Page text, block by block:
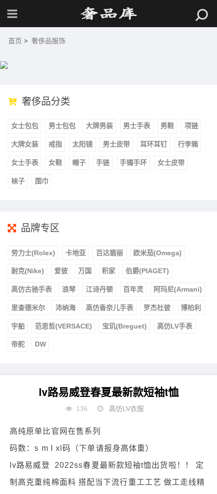
首页 > 奢侈品服饰
奢侈品分类
女士包包 男士包包 大牌男装 男士手表 男鞋 项链
大牌女装 戒指 太阳镜 男士皮带 耳环耳钉 行李箱
女士手表 女鞋 帽子 手链 手镯手环 女士皮带
袜子 围巾
品牌专区
劳力士(Rolex) 卡地亚 百达翡丽 欧米茄(Omega)
耐克(Nike) 爱彼 万国 积家 伯爵(PIAGET)
高仿古驰手表 浪琴 江诗丹顿 百年灵 阿玛尼(Armani)
里查德米尔 沛纳海 高仿香奈儿手表 罗杰杜彼 博柏利
宇舶 范思哲(VERSACE) 宝玑(Breguet) 高仿LV手表
帝舵 DW
lv路易威登春夏最新款短袖t恤
136 高仿LV衣服
高纯原单比官网在售系列
码数：s m l xl码（下单请报身高体重）
lv路易威登 2022ss春夏最新款短袖t恤出货啦！！ 定
制高克重纯棉面料 搭配当下流行重工工艺 做工走线精